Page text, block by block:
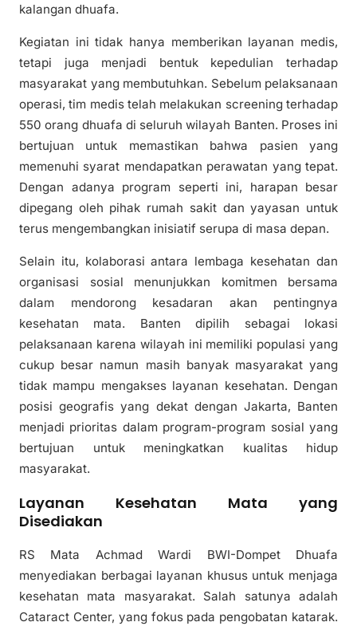
kalangan dhuafa.
Kegiatan ini tidak hanya memberikan layanan medis,
tetapi juga menjadi bentuk kepedulian terhadap
masyarakat yang membutuhkan. Sebelum pelaksanaan
operasi, tim medis telah melakukan screening terhadap
550 orang dhuafa di seluruh wilayah Banten. Proses ini
bertujuan untuk memastikan bahwa pasien yang
memenuhi syarat mendapatkan perawatan yang tepat.
Dengan adanya program seperti ini, harapan besar
dipegang oleh pihak rumah sakit dan yayasan untuk
terus mengembangkan inisiatif serupa di masa depan.
Selain itu, kolaborasi antara lembaga kesehatan dan
organisasi sosial menunjukkan komitmen bersama
dalam mendorong kesadaran akan pentingnya
kesehatan mata. Banten dipilih sebagai lokasi
pelaksanaan karena wilayah ini memiliki populasi yang
cukup besar namun masih banyak masyarakat yang
tidak mampu mengakses layanan kesehatan. Dengan
posisi geografis yang dekat dengan Jakarta, Banten
menjadi prioritas dalam program-program sosial yang
bertujuan untuk meningkatkan kualitas hidup
masyarakat.
Layanan Kesehatan Mata yang
Disediakan
RS Mata Achmad Wardi BWI-Dompet Dhuafa
menyediakan berbagai layanan khusus untuk menjaga
kesehatan mata masyarakat. Salah satunya adalah
Cataract Center, yang fokus pada pengobatan katarak.